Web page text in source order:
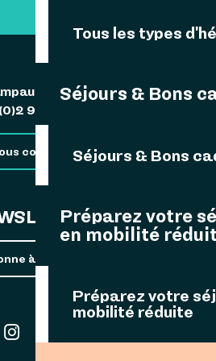
Tous les types
Séjours & Bons
Séjours & Bons
Préparez votre
en mobilité
Préparez votre
mobilité réduite
29242 Ouessant
98 48 85 83
contacter
à la newsletter